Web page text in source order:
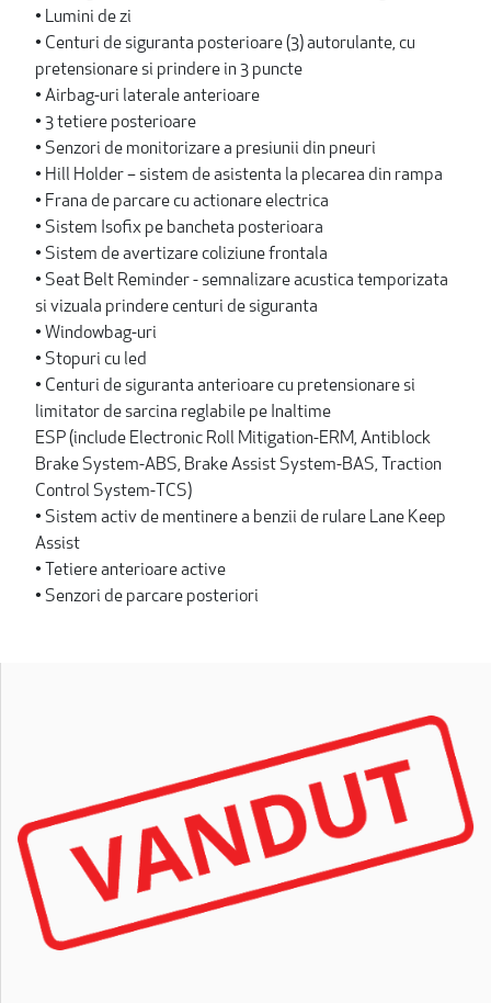
• Lumini de zi
• Centuri de siguranta posterioare (3) autorulante, cu
pretensionare si prindere in 3 puncte
• Airbag-uri laterale anterioare
• 3 tetiere posterioare
• Senzori de monitorizare a presiunii din pneuri
• Hill Holder – sistem de asistenta la plecarea din rampa
• Frana de parcare cu actionare electrica
• Sistem Isofix pe bancheta posterioara
• Sistem de avertizare coliziune frontala
• Seat Belt Reminder - semnalizare acustica temporizata
si vizuala prindere centuri de siguranta
• Windowbag-uri
• Stopuri cu led
• Centuri de siguranta anterioare cu pretensionare si
limitator de sarcina reglabile pe Inaltime
ESP (include Electronic Roll Mitigation-ERM, Antiblock
Brake System-ABS, Brake Assist System-BAS, Traction
Control System-TCS)
• Sistem activ de mentinere a benzii de rulare Lane Keep
Assist
• Tetiere anterioare active
• Senzori de parcare posteriori